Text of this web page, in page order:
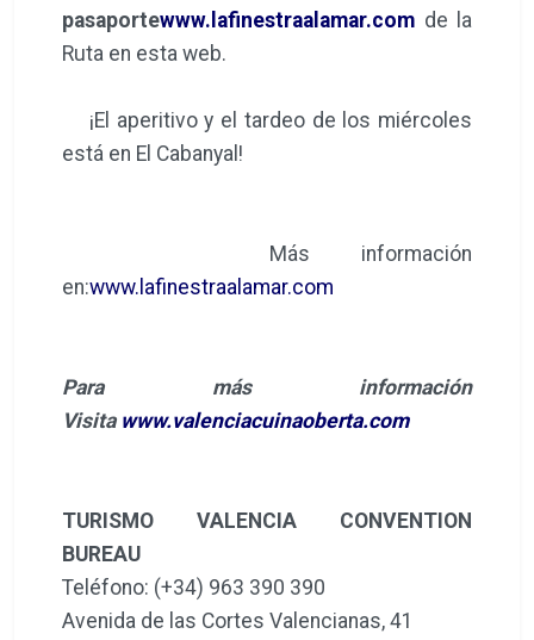
pasaportewww.lafinestraalamar.com de la
Ruta en esta web.
¡El aperitivo y el tardeo de los miércoles
está en El Cabanyal!
Más información
en:www.lafinestraalamar.com
Para más información
Visita www.valenciacuinaoberta.com
TURISMO VALENCIA CONVENTION
BUREAU
Teléfono: (+34) 963 390 390
Avenida de las Cortes Valencianas, 41